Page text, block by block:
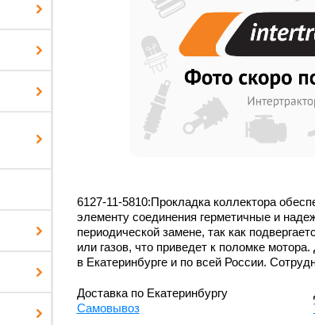
6127-11-5810:Прокладка коллектора
элементу соединения герметичные и
периодической замене, так как
или газов, что приведет к поломке
в Екатеринбурге и по всей России.
Доставка по Екатеринбургу
Самовывоз